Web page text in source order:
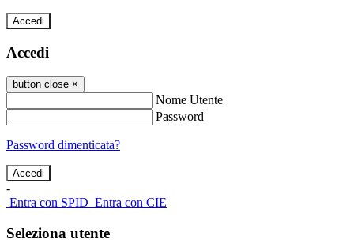
Accedi
Accedi
button close ×
Nome Utente
Password
Password dimenticata?
-
Entra con SPID Entra con CIE
Seleziona utente